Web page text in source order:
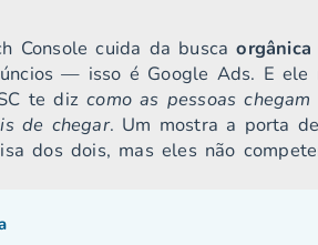
Console cuida da buscaorgânica
— isso é Google Ads. E ele
te dizcomo as pessoas
de chegar. Um mostra a porta
dos dois, mas eles não